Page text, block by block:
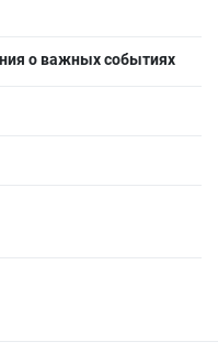
о важных событиях